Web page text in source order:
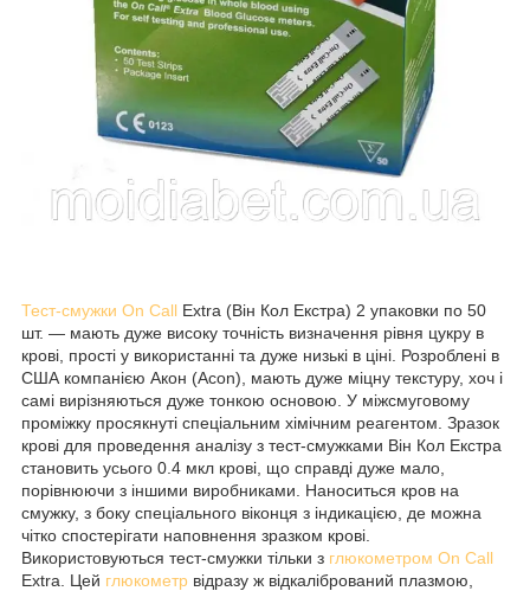
Тест-смужки On Call Extra (Він Кол Екстра) 2 упаковки по 50
шт. — мають дуже високу точність визначення рівня цукру в
крові, прості у використанні та дуже низькі в ціні. Розроблені в
США компанією Акон (Acon), мають дуже міцну текстуру, хоч і
самі вирізняються дуже тонкою основою. У міжсмуговому
проміжку просякнуті спеціальним хімічним реагентом. Зразок
крові для проведення аналізу з тест-смужками Він Кол Екстра
становить усього 0.4 мкл крові, що справді дуже мало,
порівнюючи з іншими виробниками. Наноситься кров на
смужку, з боку спеціального віконця з індикацією, де можна
чітко спостерігати наповнення зразком крові.
Використовуються тест-смужки тільки з глюкометром On Call
Extra. Цей глюкометр відразу ж відкалібрований плазмою,